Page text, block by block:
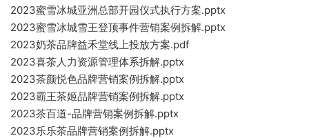
2023蜜雪冰城亚洲总部开园仪式执行方案.pptx
2023蜜雪冰城雪王登顶事件营销案例拆解.pptx
2023奶茶品牌益禾堂线上投放方案.pdf
2023喜茶人力资源管理体系拆解.pptx
2023茶颜悦色品牌营销案例拆解.pptx
2023霸王茶姬品牌营销案例拆解.pptx
2023茶百道-品牌营销案例拆解.pptx
2023乐乐茶品牌营销案例拆解.pptx